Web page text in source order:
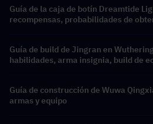
Guía de la caja de botín Dreamtide
recompensas, probabilidades de
Guía de build de Jingran en
habilidades, arma insignia, build de
Guía de construcción de Wuwa
armas y equipo